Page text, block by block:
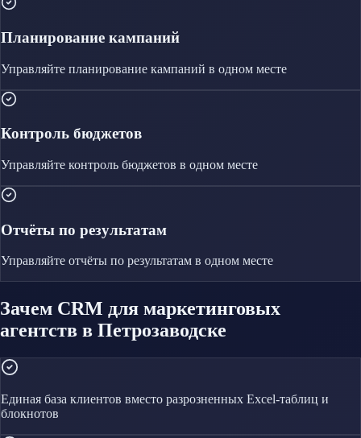
Планирование кампаний
Управляйте планирование кампаний в одном месте
Контроль бюджетов
Управляйте контроль бюджетов в одном месте
Отчёты по результатам
Управляйте отчёты по результатам в одном месте
Зачем CRM для маркетинговых
агентств в Петрозаводске
Единая база клиентов вместо разрозненных Excel-таблиц и
блокнотов